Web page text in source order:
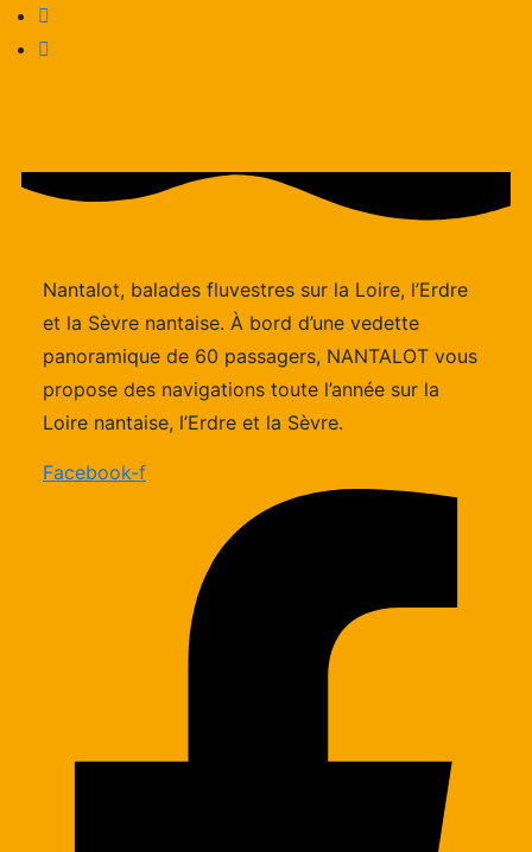
Nantalot, balades fluvestres sur la Loire, l’Erdre
et la Sèvre nantaise. À bord d’une vedette
panoramique de 60 passagers, NANTALOT vous
propose des navigations toute l’année sur la
Loire nantaise, l’Erdre et la Sèvre.
Facebook-f